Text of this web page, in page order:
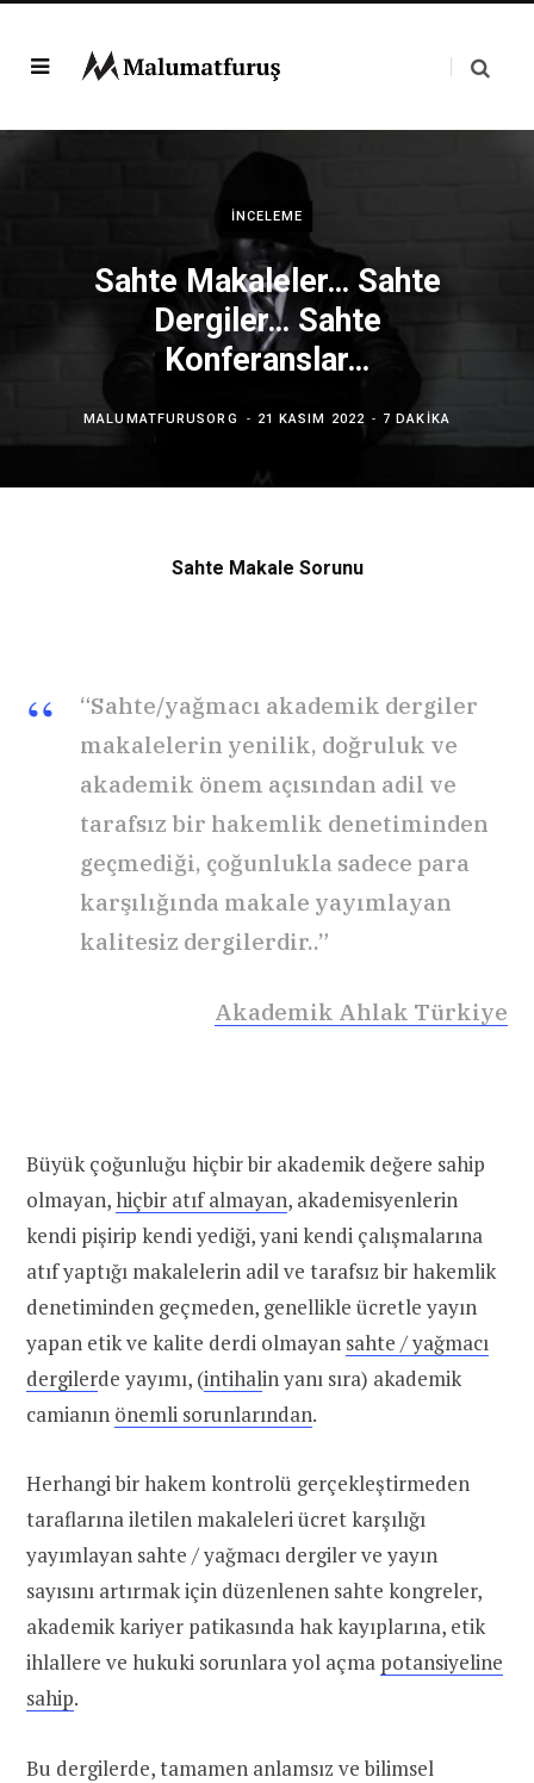
İNCELEME
Sahte Makaleler… Sahte
Dergiler… Sahte
Konferanslar…
MALUMATFURUSORG 21 KASIM 2022 7 DAKIKA
Sahte Makale Sorunu
“Sahte/yağmacı akademik dergiler
makalelerin yenilik, doğruluk ve
akademik önem açısından adil ve
tarafsız bir hakemlik denetiminden
geçmediği, çoğunlukla sadece para
karşılığında makale yayımlayan
kalitesiz dergilerdir..”
Akademik Ahlak Türkiye
Büyük çoğunluğu hiçbir bir akademik değere sahip
olmayan,hiçbir atıf almayan, akademisyenlerin
kendi pişirip kendi yediği, yani kendi çalışmalarına
atıf yaptığı makalelerin adil ve tarafsız bir hakemlik
denetiminden geçmeden, genellikle ücretle yayın
yapan etik ve kalite derdi olmayan sahte / yağmacı
dergilerde yayımı, (intihalin yanı sıra) akademik
camianın önemli sorunlarından.
Herhangi bir hakem kontrolü gerçekleştirmeden
taraflarına iletilen makaleleri ücret karşılığı
yayımlayan sahte / yağmacı dergiler ve yayın
sayısını artırmak için düzenlenen sahte kongreler,
akademik kariyer patikasında hak kayıplarına, etik
ihlallere ve hukuki sorunlara yol açma potansiyeline
sahip.
Bu dergilerde, tamamen anlamsız ve bilimsel